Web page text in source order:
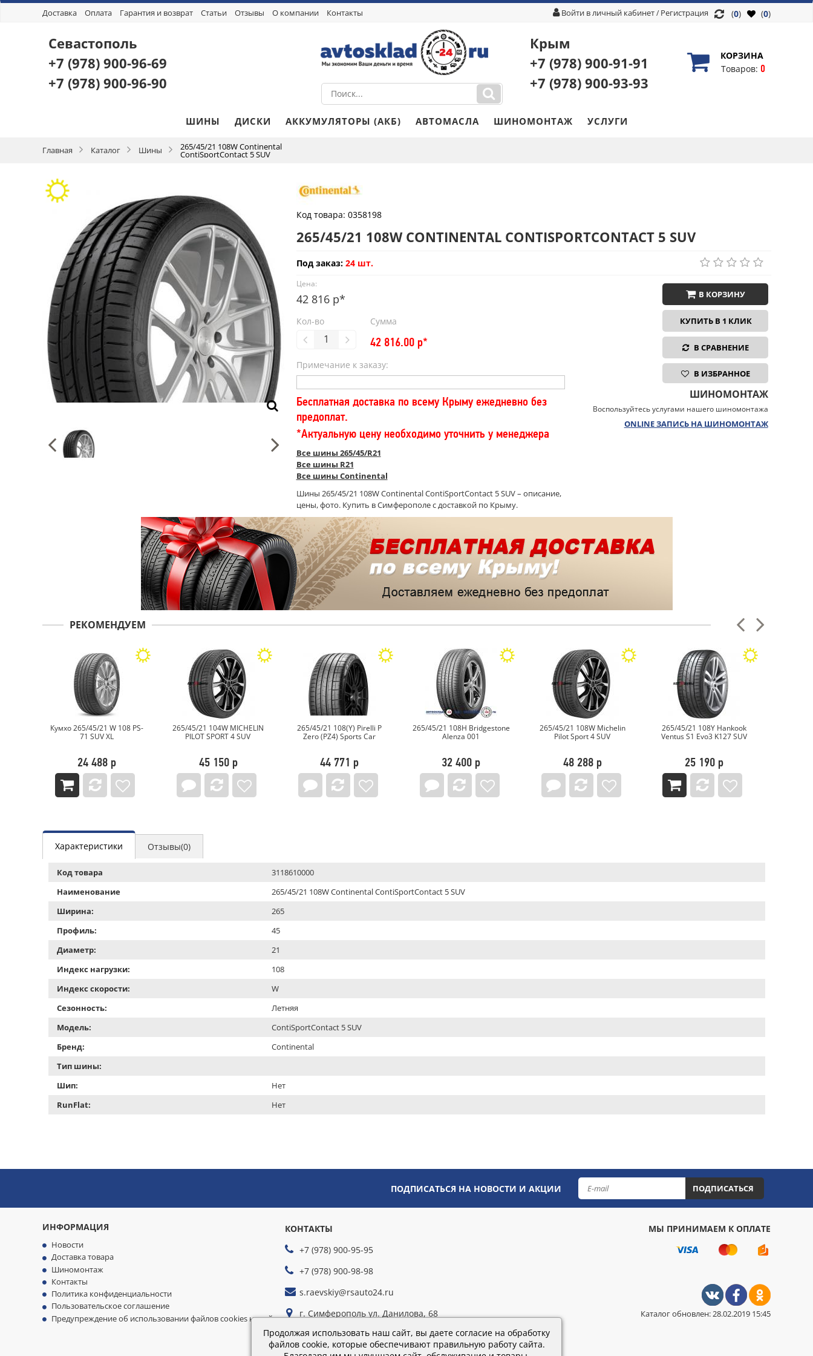
Доставка Оплата Гарантия и возврат Статьи Отзывы О компании Контакты Войти в личный кабинет/ Регистрация (0)
(0)
Севастополь
+7 (978) 900-96-69
+7 (978) 900-96-90
Крым
+7 (978)900-91-91
+7 (978)900-93-93
КОРЗИНА
Товаров: 0
ШИНЫ ДИСКИ АККУМУЛЯТОРЫ (АКБ) АВТОМАСЛА ШИНОМОНТАЖ УСЛУГИ
Главная Каталог Шины 265/45/21 108W Continental
ContiSportContact 5 SUV
Код товара: 0358198
265/45/21 108W CONTINENTAL CONTISPORTCONTACT 5 SUV
Под заказ: 24 шт.
Цена:
42 816 р*
Кол-во Сумма
42 816.00р*
Примечание к заказу:
Бесплатная доставка по всему Крыму ежедневно без
предоплат.
*Актуальную цену необходимо уточнить у менеджера
Все шины 265/45/R21
Все шины R21
Все шины Continental
Шины 265/45/21 108W Continental ContiSportContact 5 SUV – описание,
цены, фото. Купить в Симферополе с доставкой по Крыму.
В КОРЗИНУ
КУПИТЬ В 1 КЛИК
В СРАВНЕНИЕ
В ИЗБРАННОЕ
ШИНОМОНТАЖ
Воспользуйтесь услугами нашего шиномонтажа
ONLINE ЗАПИСЬ НА ШИНОМОНТАЖ
РЕКОМЕНДУЕМ
265/45/21 W 108 PS-
265/45/21 104W MICHELIN
PILOT SPORT 4 SUV
265/45/21 108(Y) Pirelli P
Zero (PZ4) Sports Car
265/45/21 108H Bridgestone
265/45/21 108W Michelin
265/45/21 108Y Hankook
Ventus S1 Evo3 K127 SUV
265/45/21 108W Ikon
Autograph Ultra 2 SUV
Характеристики Отзывы(0)
Код товара
3118610000
Наименование
265/45/21 108W Continental ContiSportContact 5 SUV
Ширина:
265
Профиль:
45
Диаметр:
21
Индекс нагрузки:
108
Индекс скорости:
W
Сезонность:
Летняя
Модель:
ContiSportContact 5 SUV
Бренд:
Continental
Тип шины:
Шип:
Нет
RunFlat:
Нет
ПОДПИСАТЬСЯ НА НОВОСТИ И АКЦИИ ПОДПИСАТЬСЯ
ИНФОРМАЦИЯ
Новости
Доставка товара
Шиномонтаж
Контакты
Политика конфиденциальности
Пользовательское соглашение
Предупреждение об использовании файлов cookies на сайте
КОНТАКТЫ
+7 (978) 900-95-95
+7 (978) 900-98-98
s.raevskiy@rsauto24.ru
г. Симферополь ул. Данилова, 68
МЫ ПРИНИМАЕМ К ОПЛАТЕ
Каталог обновлен: 28.02.2019 15:45
Продолжая использовать наш сайт, вы даете согласие на обработку
файлов cookie, которые обеспечивают правильную работу сайта.